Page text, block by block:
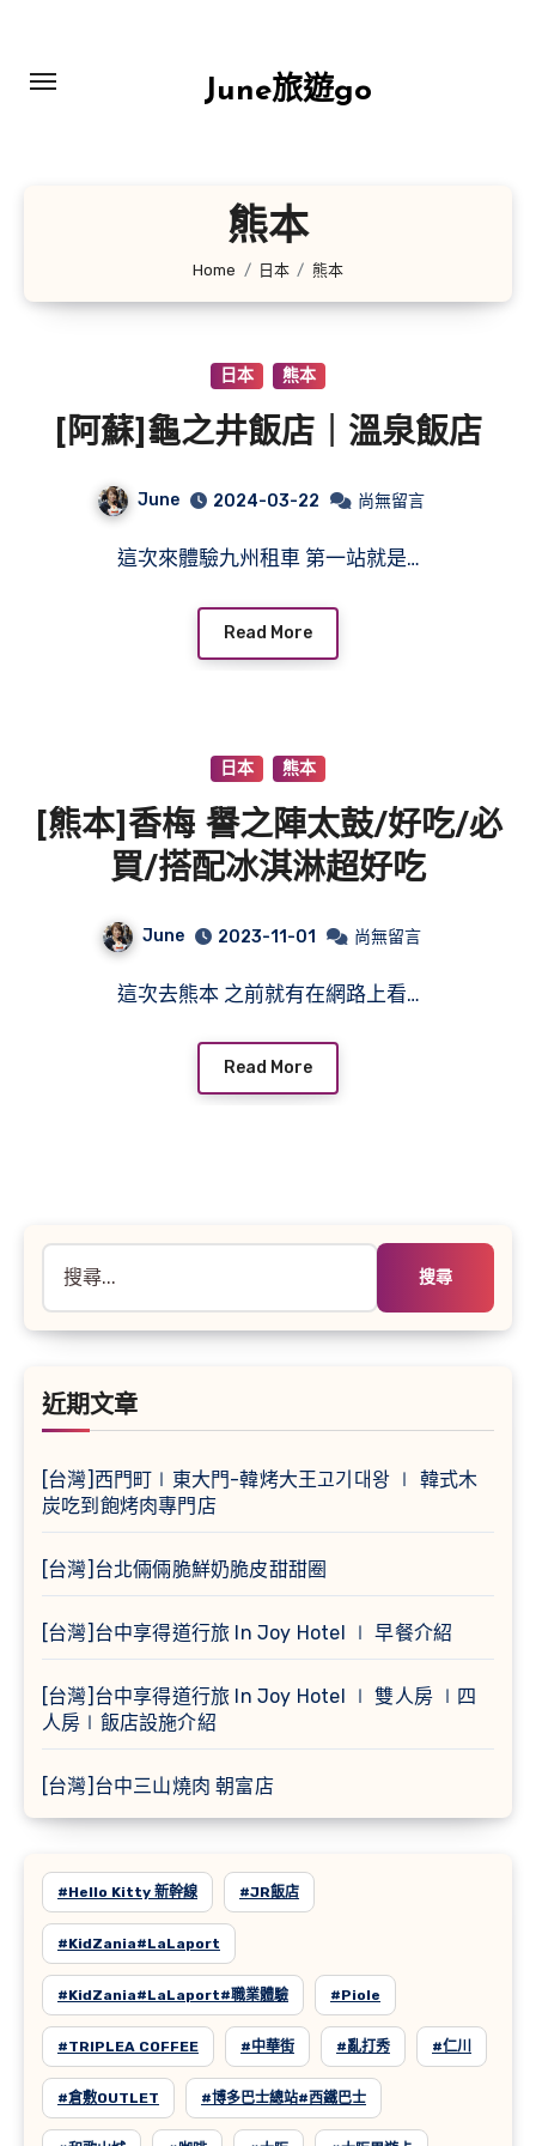
content
June旅遊go
熊本
Home 日本 熊本
日本 熊本
[阿蘇]龜之井飯店｜溫泉飯店
June 2024-03-22 尚無留言
這次來體驗九州租車 第一站就是…
Read More
日本 熊本
[熊本]香梅 譽之陣太鼓/好吃/必
買/搭配冰淇淋超好吃
June 2023-11-01 尚無留言
這次去熊本 之前就有在網路上看…
Read More
關
字:
近期文章
[台灣]西門町∣東大門-韓烤大王고기대왕 ∣ 韓式木
炭吃到飽烤肉專門店
[台灣]台北倆倆脆鮮奶脆皮甜甜圈
[台灣]台中享得道行旅 In Joy Hotel ∣ 早餐介紹
[台灣]台中享得道行旅 In Joy Hotel ∣ 雙人房 ∣四
人房∣飯店設施介紹
[台灣]台中三山燒肉 朝富店
#Hello Kitty 新幹線 #JR飯店
#KidZania#LaLaport
#KidZania#LaLaport#職業體驗 #Piole
#TRIPLEA COFFEE #中華街 #亂打秀 #仁川
#倉敷OUTLET #博多巴士總站#西鐵巴士